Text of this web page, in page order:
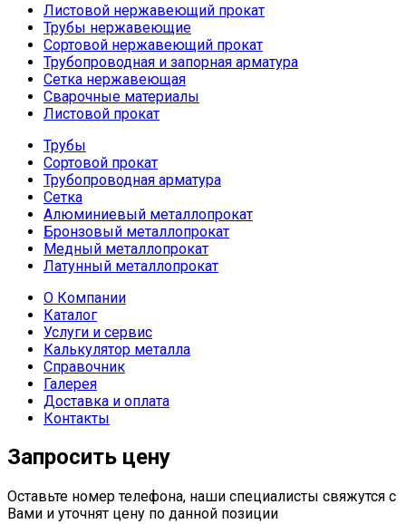
Листовой нержавеющий прокат
Трубы нержавеющие
Сортовой нержавеющий прокат
Трубопроводная и запорная арматура
Сетка нержавеющая
Сварочные материалы
Листовой прокат
Трубы
Сортовой прокат
Трубопроводная арматура
Сетка
Алюминиевый металлопрокат
Бронзовый металлопрокат
Медный металлопрокат
Латунный металлопрокат
О Компании
Каталог
Услуги и сервис
Калькулятор металла
Справочник
Галерея
Доставка и оплата
Контакты
Запросить цену
Оставьте номер телефона, наши специалисты свяжутся с
Вами и уточнят цену по данной позиции